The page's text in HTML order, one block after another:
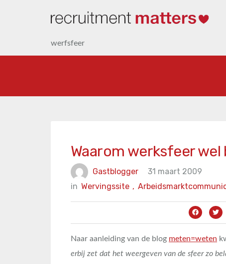
werfsfeer
Waarom werksfeer wel
Gastblogger
31 maart 2009
in Wervingssite ,
Naar aanleiding van de blog meten=weten
erbij zet dat het weergeven van de sfeer zo